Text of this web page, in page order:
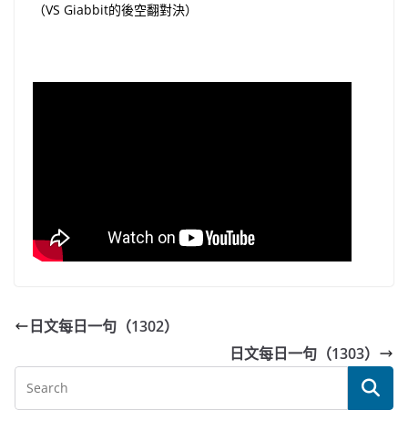
（VS Giabbit的後空翻對決）
日文每日一句（1302）
日文每日一句（1303）